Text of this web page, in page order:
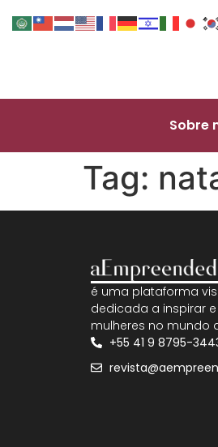
Sobre
Tag:
é uma plataforma
dedicada a inspirar
mulheres no mundo
+55 41 9 8795-